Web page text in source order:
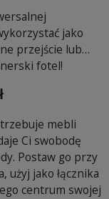
jako
przejście lub…
fotel!
mebli
Ci swobodę
Postaw go przy
jako łącznika
centrum swojej